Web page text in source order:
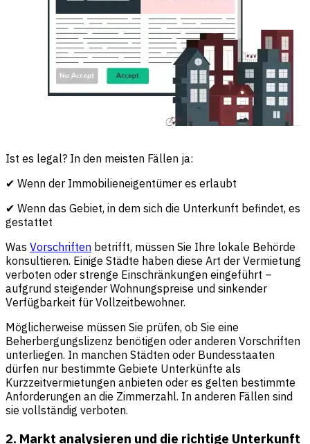
Ist es legal? In den meisten Fällen ja:
✔ Wenn der Immobilieneigentümer es erlaubt
✔ Wenn das Gebiet, in dem sich die Unterkunft befindet, es
gestattet
Was Vorschriften betrifft, müssen Sie Ihre lokale Behörde
konsultieren. Einige Städte haben diese Art der Vermietung
verboten oder strenge Einschränkungen eingeführt –
aufgrund steigender Wohnungspreise und sinkender
Verfügbarkeit für Vollzeitbewohner.
Möglicherweise müssen Sie prüfen, ob Sie eine
Beherbergungslizenz benötigen oder anderen Vorschriften
unterliegen. In manchen Städten oder Bundesstaaten
dürfen nur bestimmte Gebiete Unterkünfte als
Kurzzeitvermietungen anbieten oder es gelten bestimmte
Anforderungen an die Zimmerzahl. In anderen Fällen sind
sie vollständig verboten.
2. Markt analysieren und die richtige Unterkunft